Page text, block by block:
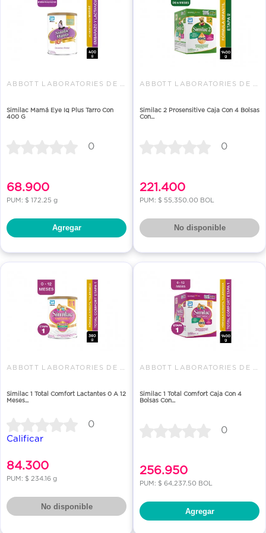
Similac Mamá Eye Iq Plus Tarro Con
400 G
0
68.900
PUM: $ 172.25 g
Agregar
Similac 2 Prosensitive Caja Con 4 Bolsas
Con...
0
221.400
PUM: $ 55,350.00 BOL
No disponible
Similac 1 Total Comfort Lactantes 0 A 12
Meses...
0
Calificar
84.300
PUM: $ 234.16 g
No disponible
Similac 1 Total Comfort Caja Con 4
Bolsas Con...
0
256.950
PUM: $ 64,237.50 BOL
Agregar